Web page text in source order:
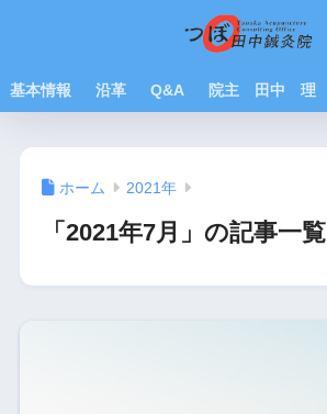
基本情報 沿革 Q&A 院主 田中 理
ホーム 2021年
「2021年7月」の記事一覧